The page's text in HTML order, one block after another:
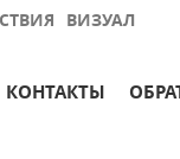
ВИЗУАЛ
КОНТАКТЫ